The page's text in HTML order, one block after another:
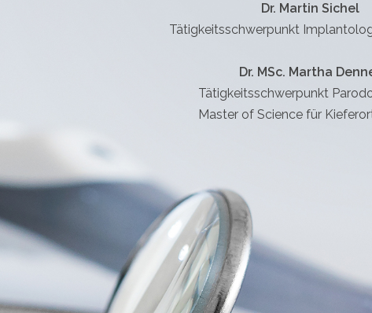
Dr. Martin Sichel
Tätigkeitsschwerpunkt
Dr. MSc. Martha
Tätigkeitsschwerpunkt
Master of Science für